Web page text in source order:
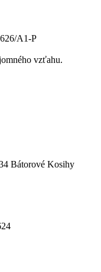
A1-P
vzťahu.
Bátorové Kosihy